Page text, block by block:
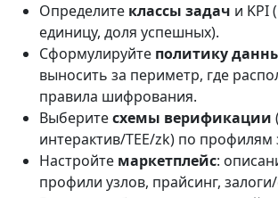
Определите классы задач и KPI
единицу, доля успешных).
Сформулируйте политику
выносить за периметр, где
правила шифрования.
Выберитесхемы верификации
интерактив/TEE/zk) по профилям
Настройте маркетплейс:
профили узлов, прайсинг,